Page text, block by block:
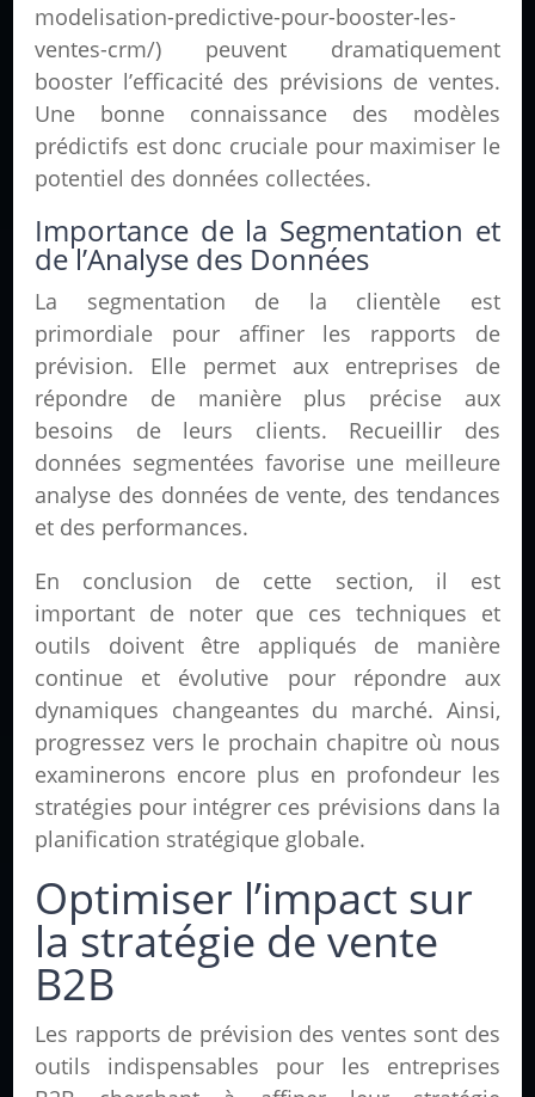
modelisation-predictive-pour-booster-les-
ventes-crm/) peuvent dramatiquement
booster l’efficacité des prévisions de ventes.
Une bonne connaissance des modèles
prédictifs est donc cruciale pour maximiser le
potentiel des données collectées.
Importance de la Segmentation et
de l’Analyse des Données
La segmentation de la clientèle est
primordiale pour affiner les rapports de
prévision. Elle permet aux entreprises de
répondre de manière plus précise aux
besoins de leurs clients. Recueillir des
données segmentées favorise une meilleure
analyse des données de vente, des tendances
et des performances.
En conclusion de cette section, il est
important de noter que ces techniques et
outils doivent être appliqués de manière
continue et évolutive pour répondre aux
dynamiques changeantes du marché. Ainsi,
progressez vers le prochain chapitre où nous
examinerons encore plus en profondeur les
stratégies pour intégrer ces prévisions dans la
planification stratégique globale.
Optimiser l’impact sur
la stratégie de vente
B2B
Les rapports de prévision des ventes sont des
outils indispensables pour les entreprises